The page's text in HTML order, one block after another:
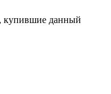
купившие данный